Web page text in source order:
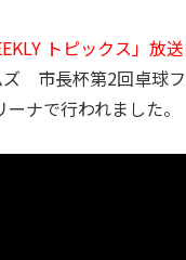
トピックス」放
市長杯第2回卓球
ナで行われました。